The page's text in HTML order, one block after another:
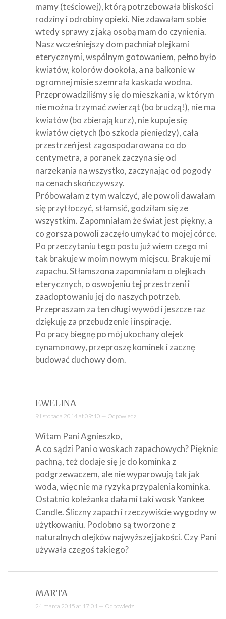
mamy (teściowej), którą potrzebowała bliskości
rodziny i odrobiny opieki. Nie zdawałam sobie
wtedy sprawy z jaką osobą mam do czynienia.
Nasz wcześniejszy dom pachniał olejkami
eterycznymi, wspólnym gotowaniem, pełno było
kwiatów, kolorów dookoła, a na balkonie w
ogromnej misie szemrała kaskada wodna.
Przeprowadziliśmy się do mieszkania, w którym
nie można trzymać zwierząt (bo brudzą!), nie ma
kwiatów (bo zbierają kurz), nie kupuje się
kwiatów ciętych (bo szkoda pieniędzy), cała
przestrzeń jest zagospodarowana co do
centymetra, a poranek zaczyna się od
narzekania na wszystko, zaczynając od pogody
na cenach skończywszy.
Próbowałam z tym walczyć, ale powoli dawałam
się przytłoczyć, stłamsić, godziłam się ze
wszystkim. Zapomniałam że świat jest piękny, a
co gorsza powoli zaczęło umykać to mojej córce.
Po przeczytaniu tego postu już wiem czego mi
tak brakuje w moim nowym miejscu. Brakuje mi
zapachu. Stłamszona zapomniałam o olejkach
eterycznych, o oswojeniu tej przestrzeni i
zaadoptowaniu jej do naszych potrzeb.
Przepraszam za ten długi wywód i jeszcze raz
dziękuję za przebudzenie i inspirację.
Po pracy biegnę po mój ukochany olejek
cynamonowy, przeproszę kominek i zacznę
budować duchowy dom.
EWELINA
9 listopada 2014 at 09:10 — Odpowiedz
Witam Pani Agnieszko,
A co sądzi Pani o woskach zapachowych? Pięknie
pachną, też dodaje się je do kominka z
podgrzewaczem, ale nie wyparowują tak jak
woda, więc nie ma ryzyka przypalenia kominka.
Ostatnio koleżanka dała mi taki wosk Yankee
Candle. Śliczny zapach i rzeczywiście wygodny w
użytkowaniu. Podobno są tworzone z
naturalnych olejków najwyższej jakości. Czy Pani
używała czegoś takiego?
MARTA
24 marca 2015 at 17:01 — Odpowiedz